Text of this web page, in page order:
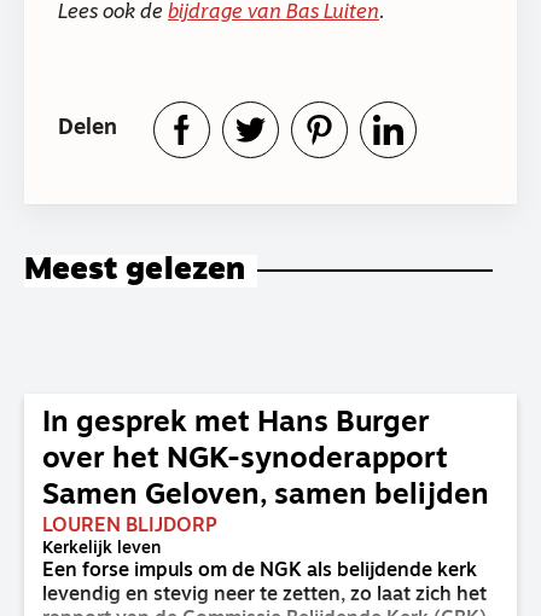
Lees ook de bijdrage van Bas Luiten.
Delen
Meest gelezen
In gesprek met Hans Burger
over het NGK-synoderapport
Samen Geloven, samen belijden
LOUREN BLIJDORP
Kerkelijk leven
Een forse impuls om de NGK als belijdende kerk
levendig en stevig neer te zetten, zo laat zich het